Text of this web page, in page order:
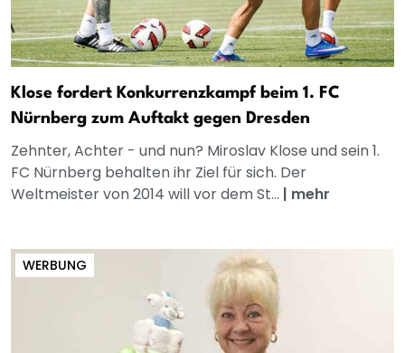
Klose fordert Konkurrenzkampf beim 1. FC
Nürnberg zum Auftakt gegen Dresden
Zehnter, Achter - und nun? Miroslav Klose und sein 1.
FC Nürnberg behalten ihr Ziel für sich. Der
Weltmeister von 2014 will vor dem St... | mehr
WERBUNG